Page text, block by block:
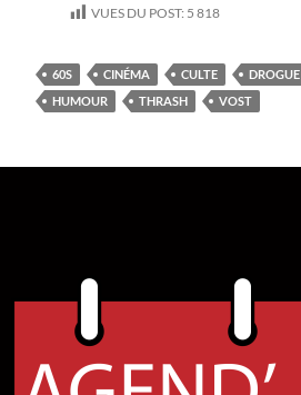
VUES DU POST: 5 818
60S CINÉMA CULTE DROGUE
HUMOUR
THRASH VOST